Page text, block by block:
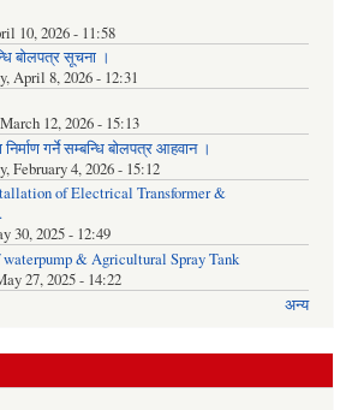
10, 2026 - 11:58
बोलपत्र सूचना ।
April 8, 2026 - 12:31
12, 2026 - 15:13
गर्ने सम्बन्धि बोलपत्र आहवान ।
February 4, 2026 - 15:12
of Electrical Transformer &
30, 2025 - 12:49
& Agricultural Spray Tank
27, 2025 - 14:22
अन्य